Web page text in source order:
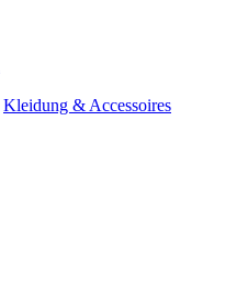
Kleidung & Accessoires